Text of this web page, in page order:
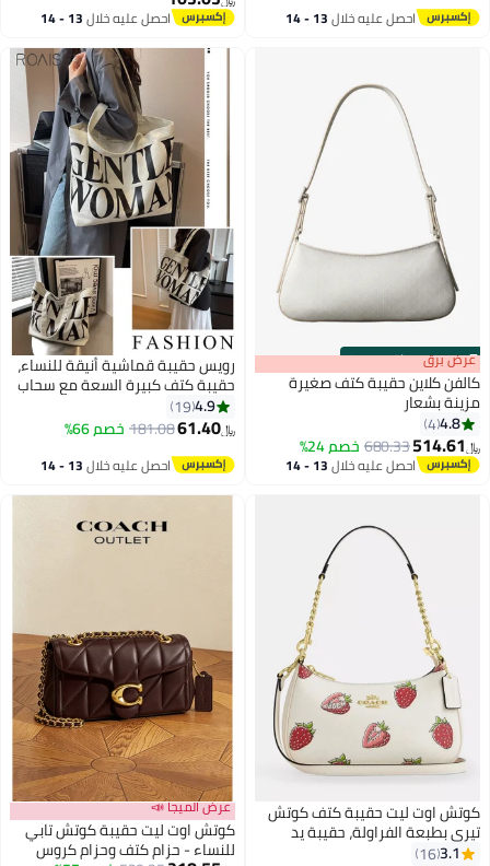
احصل عليه خلال 13 - 14 احصل عليه خلال 13 - 14
00m:00s
·باقي 100% عرض برق
كالفن كلاين حقيبة كتف صغيرة
مزينة بشعار
4.8
4
﷼‏ 514.61
680.33خصم 24%
احصل عليه خلال 13 - 14
رويس حقيبة قماشية أنيقة للنساء،
حقيبة كتف كبيرة السعة مع سحاب
للإغلاق، حقيبة يد عادية للسيدات،
مثالية للمواعدة والتسوق
والاستخدام اليومي
4.9
19
﷼‏61.40
181.08خصم 66%
احصل عليه خلال 13 - 14
كوتش اوت ليت حقيبة كتف كوتش
تيري بطبعة الفراولة، حقيبة يد
نسائية، حقيبة هوبو نسائية، حقيبة
3.1
16
عرض الميجا 📣
كوتش اوت ليت حقيبة كوتش تابي
للنساء - حزام كتف وحزام كروس